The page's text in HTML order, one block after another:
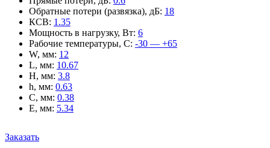
Обратные потери (развязка), дБ: 18
КСВ: 1.35
Мощность в нагрузку, Вт: 6
Рабочие температуры, С: -30 — +65
W, мм: 12
L, мм: 10.67
H, мм: 3.8
h, мм: 0.63
C, мм: 0.38
E, мм: 5.34
Заказать